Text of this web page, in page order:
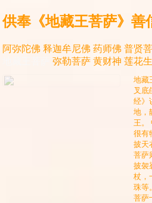
供奉《地藏王菩萨》善
阿弥陀佛 释迦牟尼佛 药师佛 普贤
弥勒菩萨 黄财神 莲花
地藏
叉底
经》
地，
王。
很有
披天
菩萨
披袈
杖，
珠等
菩萨